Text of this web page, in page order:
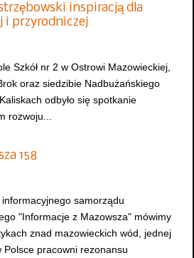
inspiracją dla
i przyrodniczej
Szkół nr 2 w Ostrowi Mazowieckiej,
oraz siedzibie Nadbużańskiego
odbyło się spotkanie
rozwoju...
158
samorządu
"Informacje z Mazowsza" mówimy
znad mazowieckich wód, jednej
pracowni rezonansu